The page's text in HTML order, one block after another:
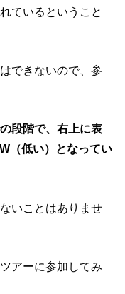
ているということ
できないので、参
段階で、右上に表
（低い）となってい
いことはありませ
アーに参加してみ